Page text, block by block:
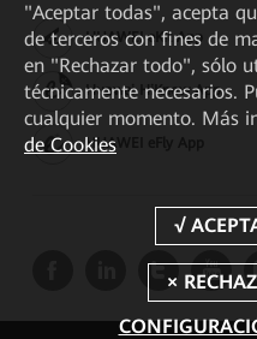
HUAWEI eKit App
Huawei HiKnow App
HUAWEI eFly App
"Aceptar todas", acepta
de terceros con fines de
en "Rechazar todo", sólo
técnicamente necesarios.
cualquier momento. Más
de Cookies